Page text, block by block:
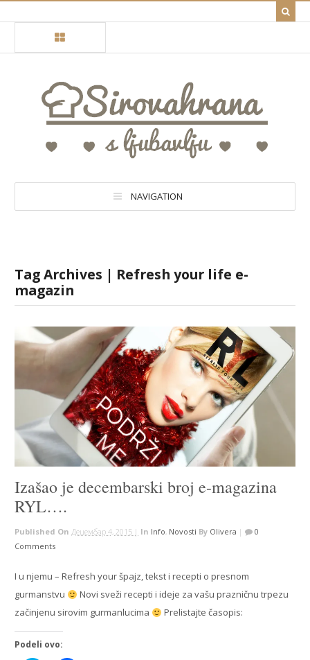
NAVIGATION
Tag Archives | Refresh your life e-
magazin
Izašao je decembarski broj e-magazina
RYL….
Published OnДецембар 4, 2015 | In Info, Novosti By Olivera |
0
Comments
I u njemu – Refresh your špajz, tekst i recepti o presnom
gurmanstvu
Novi sveži recepti i ideje za vašu prazničnu trpezu
začinjenu sirovim gurmanlucima
Prelistajte časopis:
Podeli ovo: